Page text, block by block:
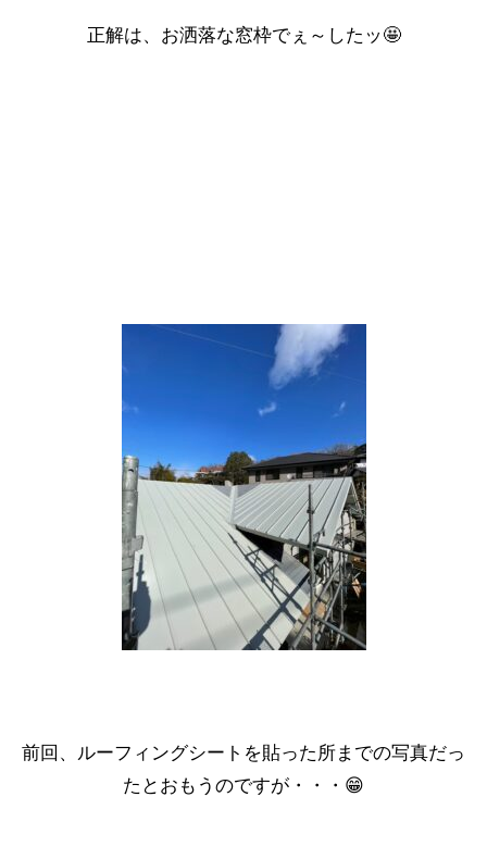
正解は、お洒落な窓枠でぇ～したッ🤩
前回、ルーフィングシートを貼った所までの写真だっ
たとおもうのですが・・・😁